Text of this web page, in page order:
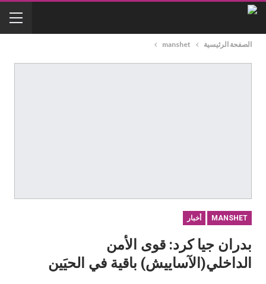
الصفحة الرئيسية manshet
MANSHET أخبار
بدران جيا كرد: قوى الأمن
الداخلي(الآساييش) باقية في الحيَين